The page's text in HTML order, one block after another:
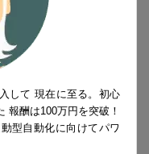
して 現在に至る。初心
報酬は100万円を突破！
型自動化に向けてパワ